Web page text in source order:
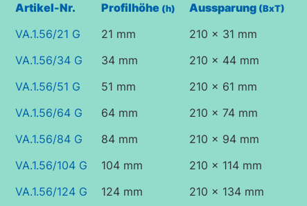
Artikel-Nr. Profilhöhe (h) Aussparung (BxT)
VA.1.56/21 G 21 mm
210 x 31 mm
VA.1.56/34 G
34 mm
210 x 44 mm
VA.1.56/51 G
51 mm
210 x 61 mm
VA.1.56/64 G
64 mm
210 x 74 mm
VA.1.56/84 G
84 mm
210 x 94 mm
VA.1.56/104 G
104 mm
210 x 114 mm
VA.1.56/124 G
124 mm 210 x 134 mm